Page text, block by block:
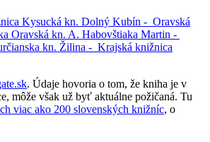
Kysucká kn. Dolný Kubín - Oravská
Oravská kn. A. Habovštiaka Martin -
kn. Žilina - Krajská knižnica
. Údaje hovoria o tom, že kniha je v
môže však už byť aktuálne požičaná. Tu
viac ako 200 slovenských knižníc, o